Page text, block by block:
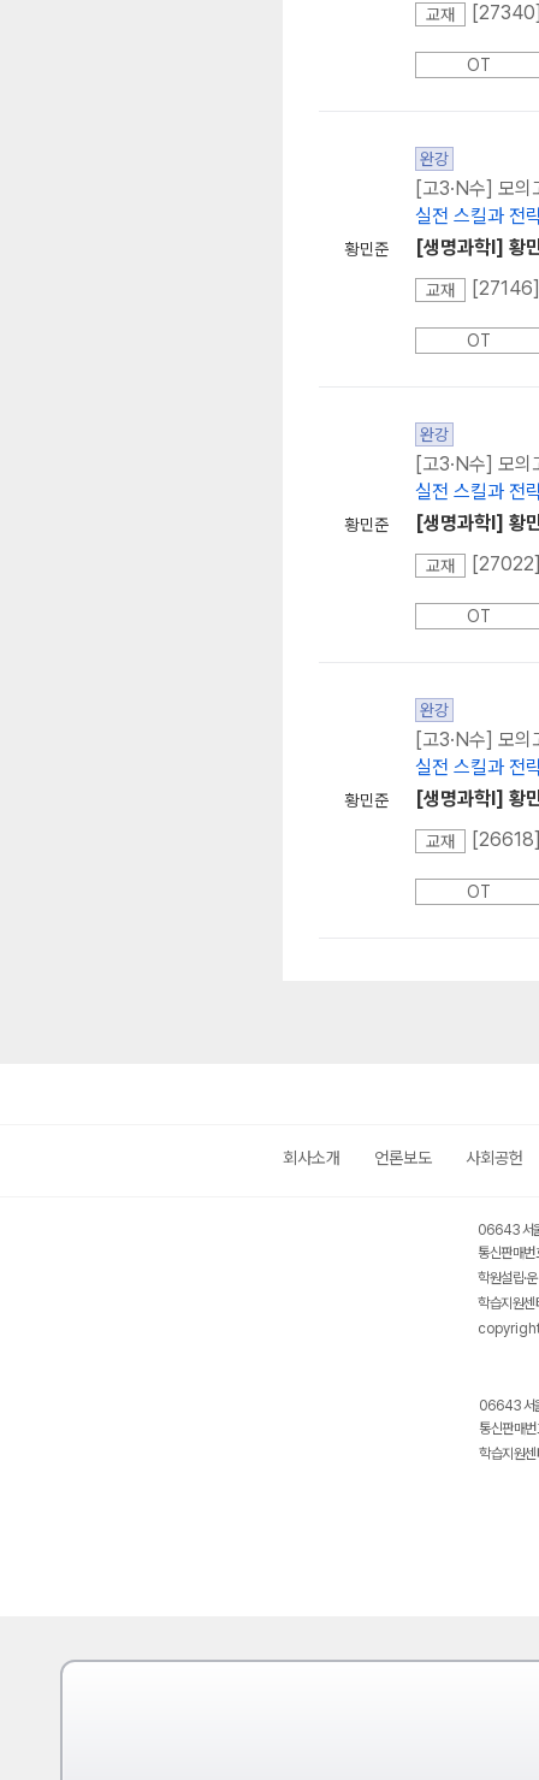
교재
OT
황민준
완강
[고3·N수] 모
실전 스킬과 전
[생명과학I] 황
교재 [27146]
OT
황민준
완강
[고3·N수] 모
실전 스킬과 전
[생명과학I] 황
교재 [27022]
OT
황민준
완강
[고3·N수] 모
실전 스킬과 전
[생명과학I] 황
교재 [26618]
OT
회사소개 언론보도 사회공헌
06643 서
통신판매
학원설립·
학습지원
06643 서
통신판매
학습지원